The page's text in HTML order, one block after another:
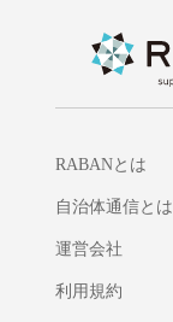
RABANとは
自治体通信とは
運営会社
利用規約